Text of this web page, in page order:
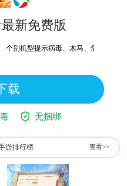
新免费版
机型提示病毒、木马、危险，均为误报
载
无捆绑
游排行榜 查看>>